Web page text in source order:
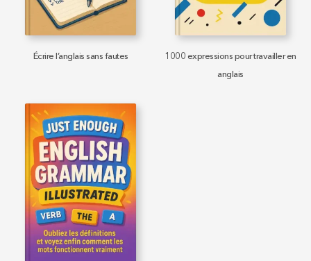
Écrire l’anglais sans fautes
1000 expressions pour travailler en
anglais